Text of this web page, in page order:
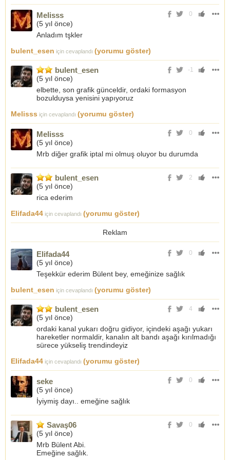
0
Melisss
(5 yıl önce)
Anladım tşkler
bulent_esen için cevaplandı (yorumu göster)
-1
bulent_esen
(5 yıl önce)
elbette, son grafik günceldir, ordaki formasyon
bozulduysa yenisini yapıyoruz
Melisss için cevaplandı (yorumu göster)
0
Melisss
(5 yıl önce)
Mrb diğer grafik iptal mi olmuş oluyor bu durumda
2
bulent_esen
(5 yıl önce)
rica ederim
Elifada44 için cevaplandı (yorumu göster)
Reklam
0
Elifada44
(5 yıl önce)
Teşekkür ederim Bülent bey, emeğinize sağlık
bulent_esen için cevaplandı (yorumu göster)
4
bulent_esen
(5 yıl önce)
ordaki kanal yukarı doğru gidiyor, içindeki aşağı yukarı
hareketler normaldir, kanalın alt bandı aşağı kırılmadığı
sürece yükseliş trendindeyiz
Elifada44 için cevaplandı (yorumu göster)
0
seke
(5 yıl önce)
İyiymiş dayı.. emeğine sağlık
0
Savaş06
(5 yıl önce)
Mrb Bülent Abi.
Emeğine sağlık.